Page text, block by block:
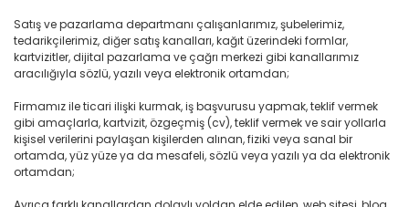
Satış ve pazarlama departmanı çalışanlarımız, şubelerimiz,
tedarikçilerimiz, diğer satış kanalları, kağıt üzerindeki formlar,
kartvizitler, dijital pazarlama ve çağrı merkezi gibi kanallarımız
aracılığıyla sözlü, yazılı veya elektronik ortamdan;
Firmamız ile ticari ilişki kurmak, iş başvurusu yapmak, teklif vermek
gibi amaçlarla, kartvizit, özgeçmiş (cv), teklif vermek ve sair yollarla
kişisel verilerini paylaşan kişilerden alınan, fiziki veya sanal bir
ortamda, yüz yüze ya da mesafeli, sözlü veya yazılı ya da elektronik
ortamdan;